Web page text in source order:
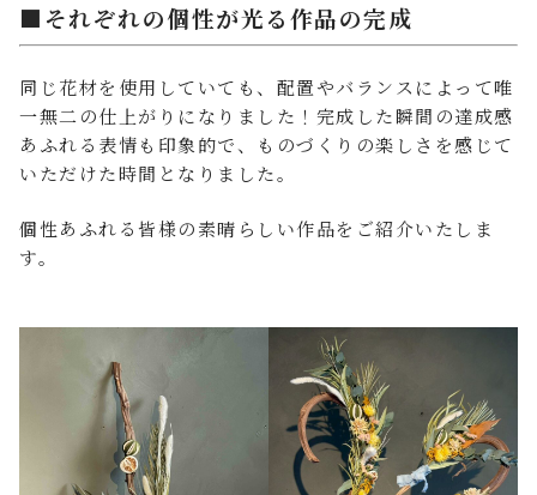
■それぞれの個性が光る作品の完成
同じ花材を使用していても、配置やバランスによって唯
一無二の仕上がりになりました！完成した瞬間の達成感
あふれる表情も印象的で、ものづくりの楽しさを感じて
いただけた時間となりました。
個性あふれる皆様の素晴らしい作品をご紹介いたしま
す。